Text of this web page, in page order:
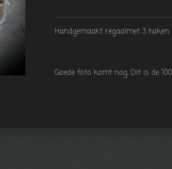
Handgemaakt regaalmet 3
Goede foto komt nog. Dit is de